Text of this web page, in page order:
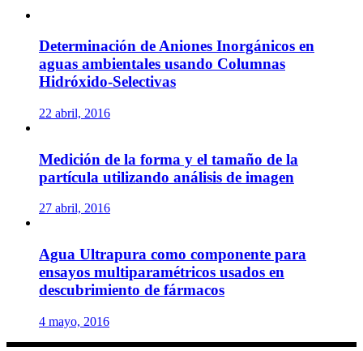
Determinación de Aniones Inorgánicos en
aguas ambientales usando Columnas
Hidróxido-Selectivas
22 abril, 2016
Medición de la forma y el tamaño de la
partícula utilizando análisis de imagen
27 abril, 2016
Agua Ultrapura como componente para
ensayos multiparamétricos usados en
descubrimiento de fármacos
4 mayo, 2016